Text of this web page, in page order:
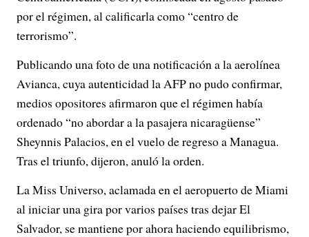
por el régimen, al calificarla como “centro de
terrorismo”.
Publicando una foto de una notificación a la aerolínea
Avianca, cuya autenticidad la AFP no pudo confirmar,
medios opositores afirmaron que el régimen había
ordenado “no abordar a la pasajera nicaragüense”
Sheynnis Palacios, en el vuelo de regreso a Managua.
Tras el triunfo, dijeron, anuló la orden.
La Miss Universo, aclamada en el aeropuerto de Miami
al iniciar una gira por varios países tras dejar El
Salvador, se mantiene por ahora haciendo equilibrismo,